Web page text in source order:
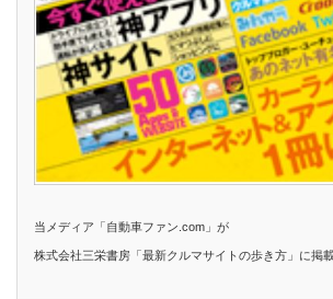
当メディア「自動車ファン.com」が
株式会社三栄書房「最新クルマサイトの歩き方」に掲